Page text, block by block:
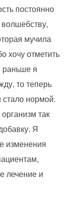
постоянно
волшебству,
мучила
хочу отметить
раньше я
то теперь
нормой.
так
Я
изменения
лечение и